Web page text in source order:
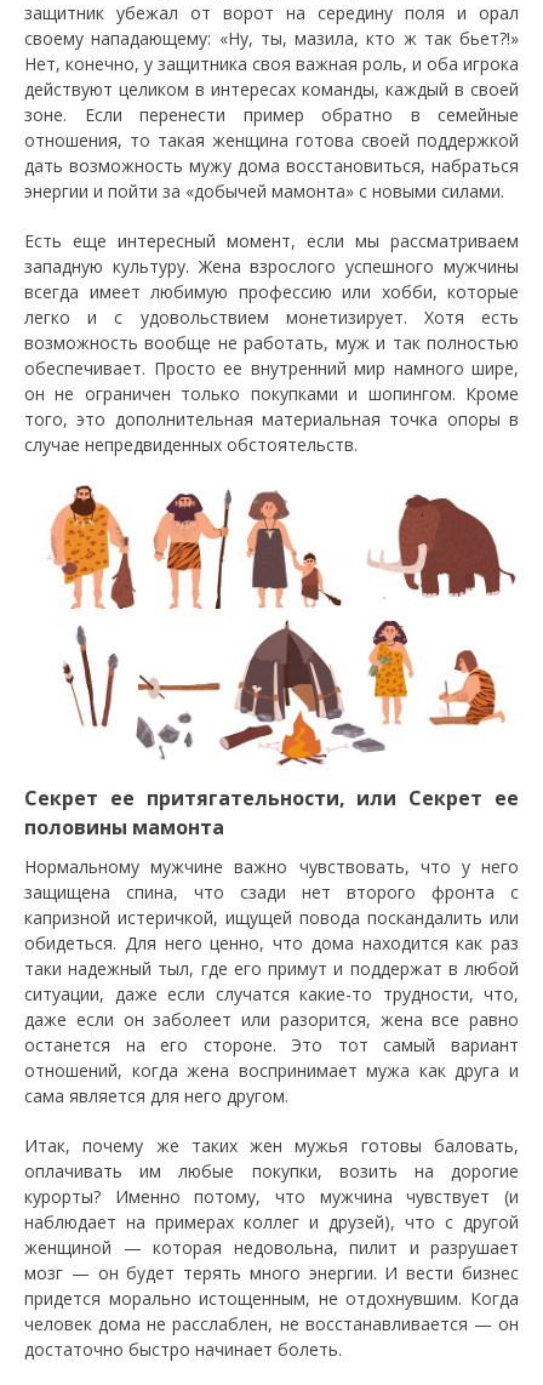
защитник убежал от ворот на середину поля и орал
своему нападающему: «Ну, ты, мазила, кто ж так бьет?!»
Нет, конечно, у защитника своя важная роль, и оба игрока
действуют целиком в интересах команды, каждый в своей
зоне. Если перенести пример обратно в семейные
отношения, то такая женщина готова своей поддержкой
дать возможность мужу дома восстановиться, набраться
энергии и пойти за «добычей мамонта» с новыми силами.
Есть еще интересный момент, если мы рассматриваем
западную культуру. Жена взрослого успешного мужчины
всегда имеет любимую профессию или хобби, которые
легко и с удовольствием монетизирует. Хотя есть
возможность вообще не работать, муж и так полностью
обеспечивает. Просто ее внутренний мир намного шире,
он не ограничен только покупками и шопингом. Кроме
того, это дополнительная материальная точка опоры в
случае непредвиденных обстоятельств.
Секрет ее притягательности, или Секрет ее
половины мамонта
Нормальному мужчине важно чувствовать, что у него
защищена спина, что сзади нет второго фронта с
капризной истеричкой, ищущей повода поскандалить или
обидеться. Для него ценно, что дома находится как раз
таки надежный тыл, где его примут и поддержат в любой
ситуации, даже если случатся какие-то трудности, что,
даже если он заболеет или разорится, жена все равно
останется на его стороне. Это тот самый вариант
отношений, когда жена воспринимает мужа как друга и
сама является для него другом.
Итак, почему же таких жен мужья готовы баловать,
оплачивать им любые покупки, возить на дорогие
курорты? Именно потому, что мужчина чувствует (и
наблюдает на примерах коллег и друзей), что с другой
женщиной — которая недовольна, пилит и разрушает
мозг — он будет терять много энергии. И вести бизнес
придется морально истощенным, не отдохнувшим. Когда
человек дома не расслаблен, не восстанавливается — он
достаточно быстро начинает болеть.